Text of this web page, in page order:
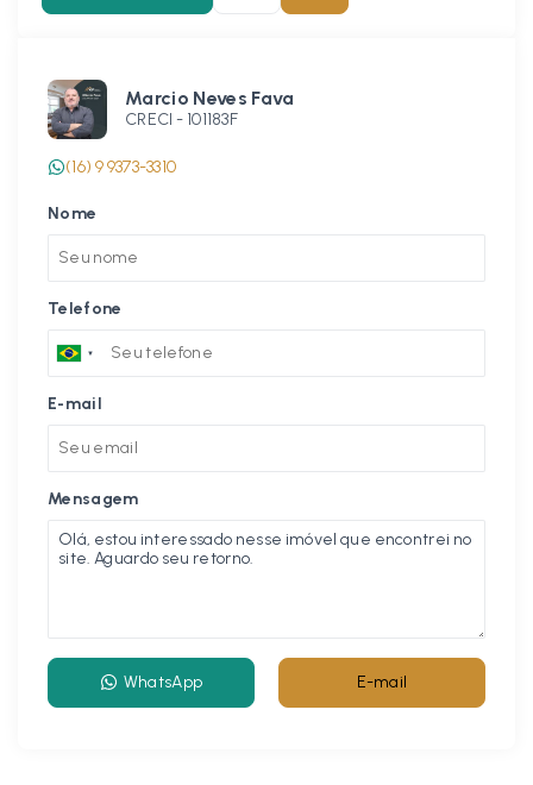
Marcio Neves Fava
CRECI - 101183F
(16) 9 9373-3310
Nome
Telefone
E-mail
Mensagem
WhatsApp E-mail